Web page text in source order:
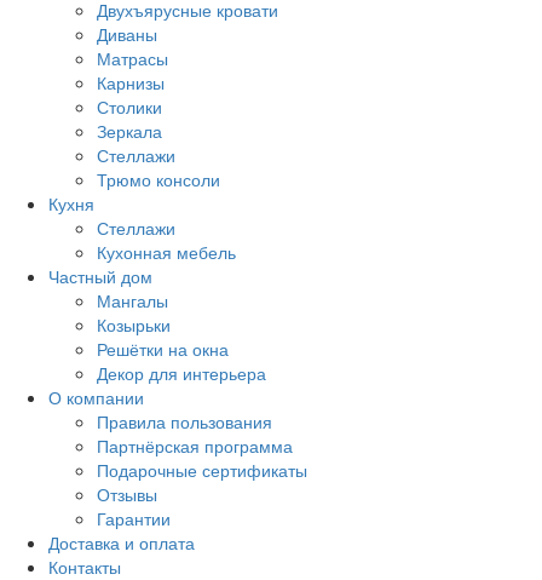
Двухъярусные кровати
Диваны
Матрасы
Карнизы
Столики
Зеркала
Стеллажи
Трюмо консоли
Кухня
Стеллажи
Кухонная мебель
Частный дом
Мангалы
Козырьки
Решётки на окна
Декор для интерьера
О компании
Правила пользования
Партнёрская программа
Подарочные сертификаты
Отзывы
Гарантии
Доставка и оплата
Контакты